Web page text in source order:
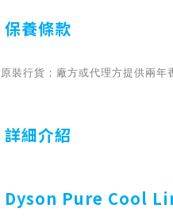
保養條款
原裝行貨；廠方或代理方提供兩
詳細介紹
Dyson Pure Cool